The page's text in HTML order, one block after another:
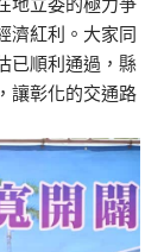
濟紅利。大家同
已順利通過，縣
讓彰化的交通路